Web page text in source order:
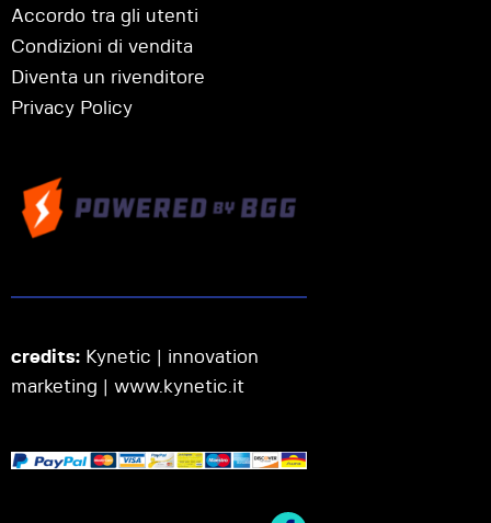
Accordo tra gli utenti
Condizioni di vendita
Diventa un rivenditore
Privacy Policy
credits: Kynetic | innovation
marketing | www.kynetic.it